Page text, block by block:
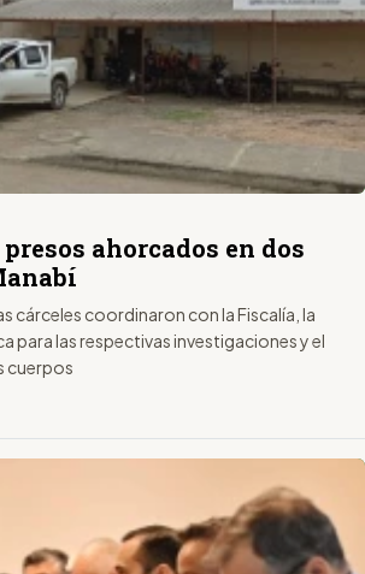
ahorcados en dos
cárceles coordinaron con la Fiscalía, la
para las respectivas investigaciones y el
cuerpos